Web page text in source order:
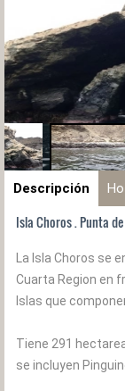
Descripción
Isla Choros . Punta
La Isla Choros se
Cuarta Region en
Islas que
Tiene 291
se incluyen